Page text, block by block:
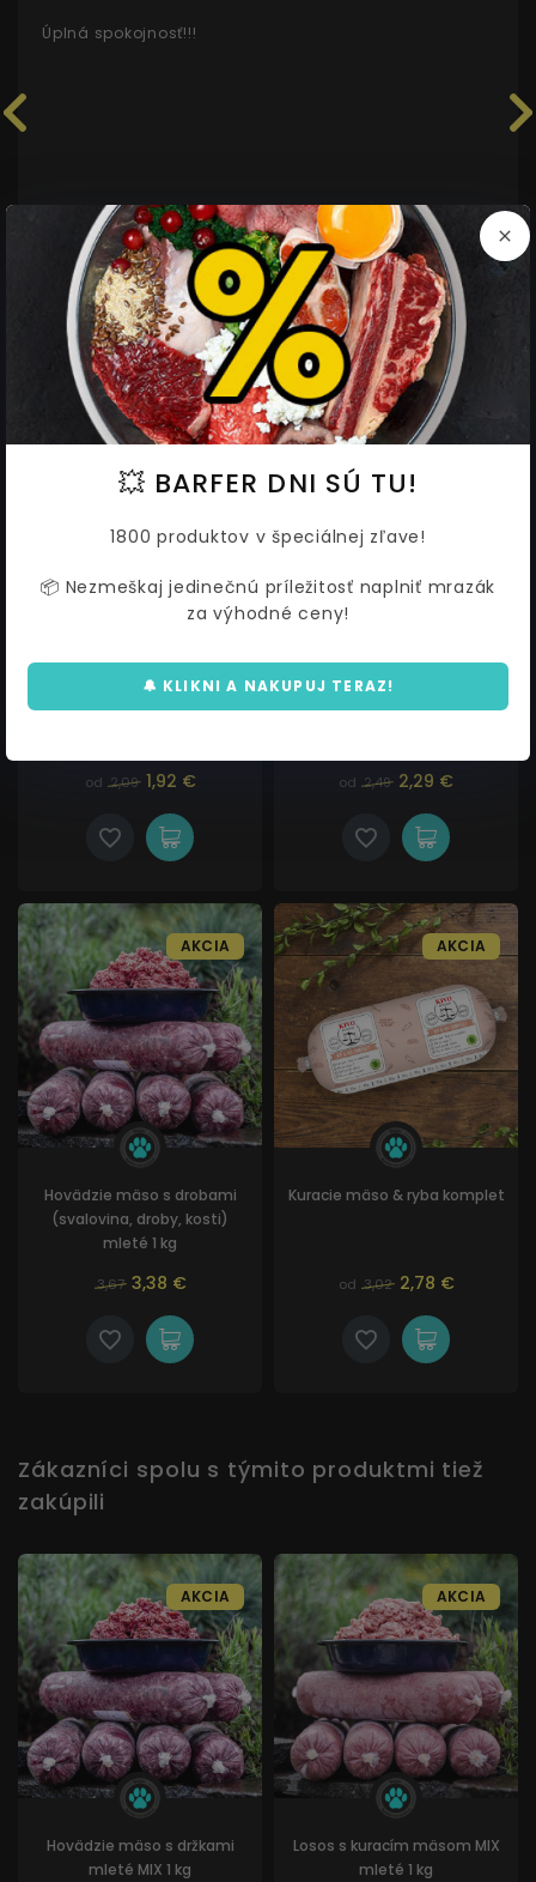
Úplná spokojnosť!!!
OVERENÝ ZÁKAZNÍK
Súvisiace produkty
Hovädzie mäso s hydinou
(svalovina, droby, kosti) MIX
od 2,09 1,92 €
AKCIA
Hovädzie mäso MIX s mrkvou
(svalovina, droby, mrkva)
od 2,49 2,29 €
AKCIA
Hovädzie mäso s drobami
(svalovina, droby, kosti)
mleté 1 kg
3,67 3,38 €
AKCIA
Kuracie mäso & ryba komplet
od 3,02 2,78 €
AKCIA
Zákazníci spolu s týmito produktmi tiež
zakúpili
Hovädzie mäso s držkami
mleté MIX 1 kg
AKCIA
Losos s kuracím mäsom MIX
mleté 1 kg
AKCIA
💥 BARFER DNI SÚ TU!
1800 produktov v špeciálnej zľave!
📦 Nezmeškaj jedinečnú príležitosť naplniť mrazák
za výhodné ceny!
🔔 KLIKNI A NAKUPUJ TERAZ!